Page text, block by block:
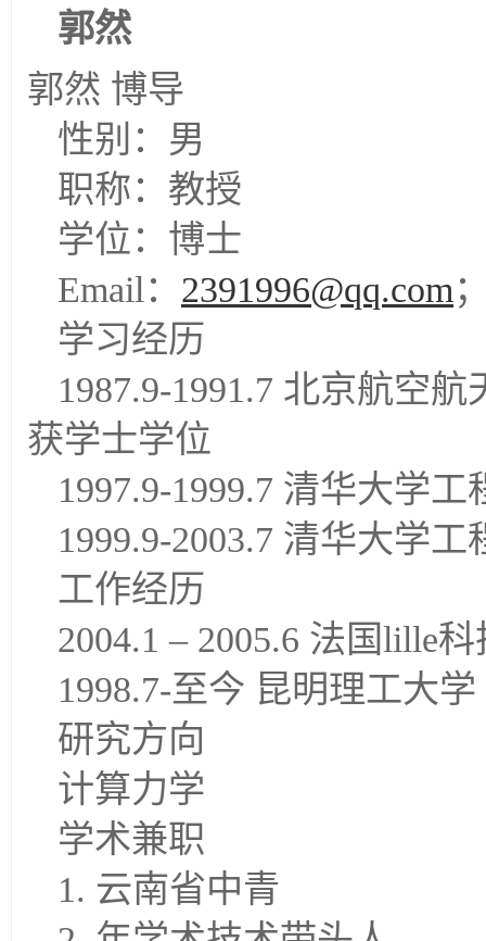
郭然
郭然 博导
性别：男
职称：教授
学位：博士
Email： 2391996@qq.com
学习经历
1987.9-1991.7 北京航空
获学士学位
1997.9-1999.7 清华大学
1999.9-2003.7 清华大学
工作经历
2004.1 – 2005.6 法国lille
1998.7-至今 昆明理工大
研究方向
计算力学
学术兼职
1. 云南省中青